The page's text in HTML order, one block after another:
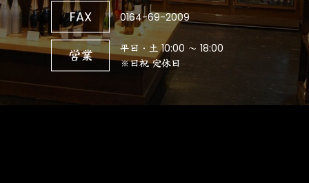
FAX 0164-69-2009
営業
平日・土 10:00 ～ 18:00
※日祝 定休日